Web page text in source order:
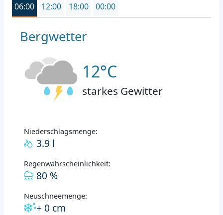
06:00 12:00 18:00 00:00
Bergwetter
12°C
starkes Gewitter
Niederschlagsmenge:
3.9 l
Regenwahrscheinlichkeit:
80 %
Neuschneemenge:
+ 0 cm